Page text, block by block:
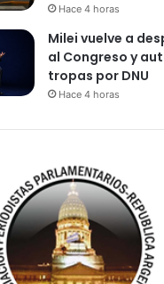
Hace 4 horas
Milei vuelve a
al Congreso y
tropas por DNU
Hace 4 horas